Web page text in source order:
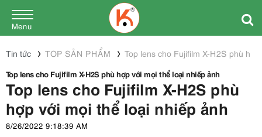
Menu
Tin tức TOP SẢN PHẨM
Top lens cho Fujifilm X-H2S phù
Top lens cho Fujifilm X-H2S phù hợp với mọi thể loại nhiếp ảnh
Top lens cho Fujifilm X-H2S phù
hợp với mọi thể loại nhiếp ảnh
8/26/2022 9:18:39 AM